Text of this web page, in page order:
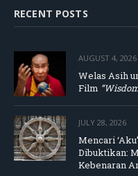
RECENT POSTS
AUGUST 4, 2026
Welas Asih
Film
JULY 28, 2026
Mencari
Dibuktikan:
Kebenaran